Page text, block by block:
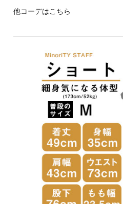
他コーデはこちら